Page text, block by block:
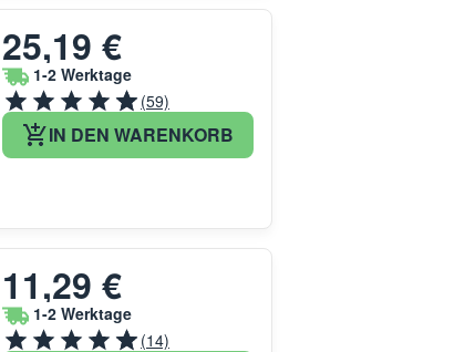
25,19 €
1-2 Werktage
(59)
IN DEN WARENKORB
11,29 €
1-2 Werktage
(14)